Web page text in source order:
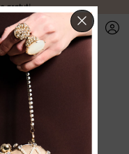
gratuti